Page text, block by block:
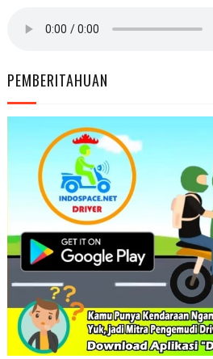
PEMBERITAHUAN